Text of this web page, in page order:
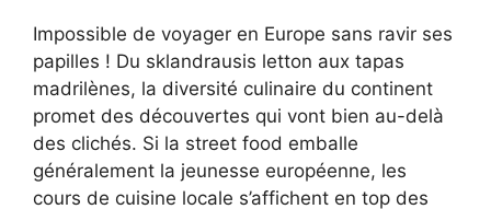
Impossible de voyager en Europe sans ravir ses
papilles ! Du sklandrausis letton aux tapas
madrilènes, la diversité culinaire du continent
promet des découvertes qui vont bien au-delà
des clichés. Si la street food emballe
généralement la jeunesse européenne, les
cours de cuisine locale s’affichent en top des